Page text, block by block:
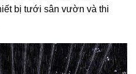
bị tưới sân vườn và thi